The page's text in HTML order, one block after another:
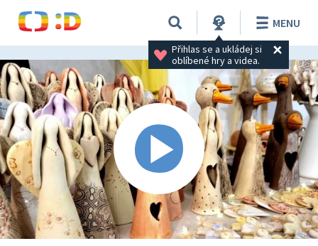
Přihlas se a ukládej si
oblíbené hry a videa.
MENU